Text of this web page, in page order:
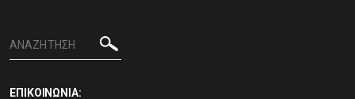
ΕΠΙΚΟΙΝΩΝΙΑ: